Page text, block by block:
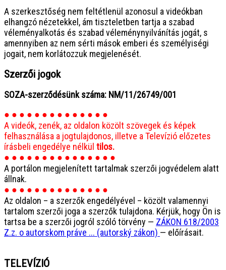
A szerkesztőség nem feltétlenül azonosul a videókban
elhangzó nézetekkel, ám tiszteletben tartja a szabad
véleményalkotás és szabad véleménynyilvánítás jogát, s
amennyiben az nem sérti mások emberi és személyiségi
jogait, nem korlátozzuk megjelenését.
Szerzői jogok
SOZA-szerződésünk száma: NM/11/26749/001
● ● ● ● ● ● ● ● ● ● ● ● ● ●
A videók, zenék, az oldalon közölt szövegek és képek
felhasználása a jogtulajdonos, illetve a Televízió előzetes
írásbeli engedélye nélkül tilos.
● ● ● ● ● ● ● ● ● ● ● ● ● ● ●
A portálon megjelenített tartalmak szerzői jogvédelem alatt
állnak.
● ● ● ● ● ● ● ● ● ● ● ● ● ●
Az oldalon – a szerzők engedélyével – közölt valamennyi
tartalom szerzői joga a szerzők tulajdona. Kérjük, hogy Ön is
tartsa be a szerzői jogról szóló törvény — ZÁKON 618/2003
Z.z. o autorskom práve ... (autorský zákon) — előírásait.
TELEVÍZIÓ